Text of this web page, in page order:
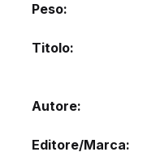
Peso
Titolo
Autore
Editore/Marca